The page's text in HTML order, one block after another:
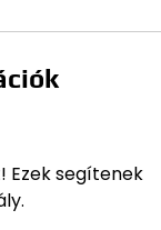
Ezek segítenek